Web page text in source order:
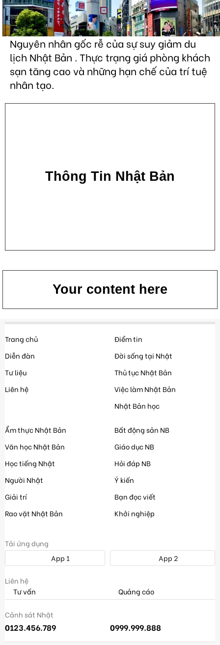
Nguyên nhân gốc rễ của sự suy giảm du
lịch Nhật Bản . Thực trạng giá phòng khách
sạn tăng cao và những hạn chế của trí tuệ
nhân tạo.
Thông Tin Nhật Bản
Your content here
Trang chủ
Diễn đàn
Tư liệu
Liên hệ
Điểm tin
Đời sống tại Nhật
Thủ tục Nhật Bản
Việc làm Nhật Bản
Nhật Bản học
Ẩm thực Nhật Bản
Văn học Nhật Bản
Học tiếng Nhật
Người Nhật
Giải trí
Rao vặt Nhật Bản
Bất động sản NB
Giáo dục NB
Hỏi đáp NB
Ý kiến
Bạn đọc viết
Khởi nghiệp
Tải ứng dụng
App 1
App 2
Liên hệ
Tư vấn
Quảng cáo
Cảnh sát Nhật
0123.456.789 0999.999.888